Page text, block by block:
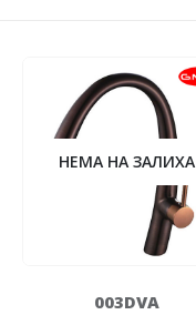
НЕМА НА ЗАЛИХА
003DVA